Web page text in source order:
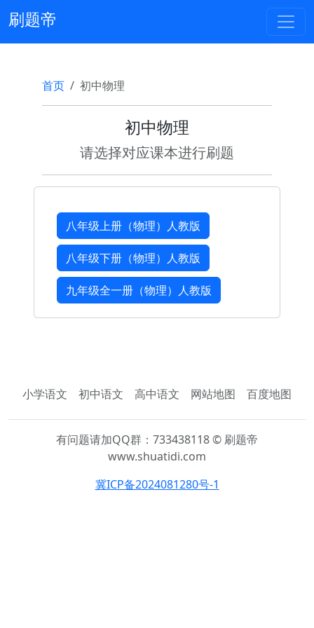
刷题帝
首页 初中物理
初中物理
请选择对应课本进行刷题
八年级上册（物理）人教版
八年级下册（物理）人教版
九年级全一册（物理）人教版
小学语文 初中语文 高中语文 网站地图 百度地图
有问题请加QQ群：733438118 © 刷题帝
www.shuatidi.com
冀ICP备2024081280号-1